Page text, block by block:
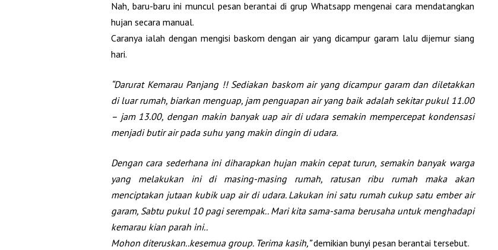
Nah, baru-baru ini muncul pesan berantai di grup Whatsapp mengenai cara mendatangkan
hujan secara manual.
Caranya ialah dengan mengisi baskom dengan air yang dicampur garam lalu dijemur siang
hari.
“Darurat Kemarau Panjang !! Sediakan baskom air yang dicampur garam dan diletakkan
di luar rumah, biarkan menguap, jam penguapan air yang baik adalah sekitar pukul 11.00
– jam 13.00, dengan makin banyak uap air di udara semakin mempercepat kondensasi
menjadi butir air pada suhu yang makin dingin di udara.
Dengan cara sederhana ini diharapkan hujan makin cepat turun, semakin banyak warga
yang melakukan ini di masing-masing rumah, ratusan ribu rumah maka akan
menciptakan jutaan kubik uap air di udara. Lakukan ini satu rumah cukup satu ember air
garam, Sabtu pukul 10 pagi serempak.. Mari kita sama-sama berusaha untuk menghadapi
kemarau kian parah ini..
Mohon diteruskan..kesemua group. Terima kasih,”demikian bunyi pesan berantai tersebut.